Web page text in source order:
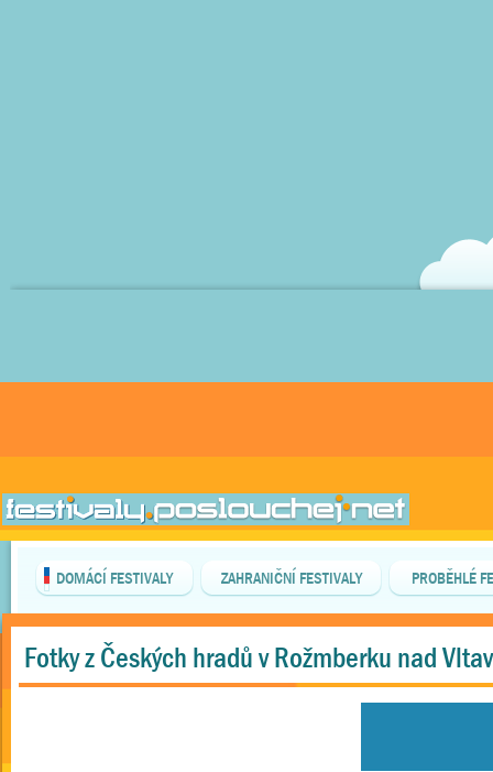
DOMÁCÍ FESTIVALY ZAHRANIČNÍ FESTIVALY PROBĚHLÉ
Fotky z Českých hradů v Rožmberku nad